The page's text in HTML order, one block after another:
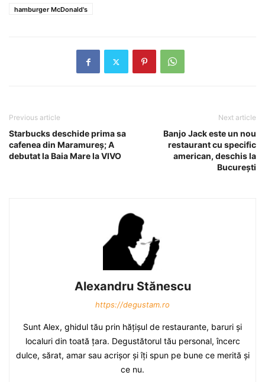
hamburger McDonald's
Previous article
Starbucks deschide prima sa
cafenea din Maramureş; A
debutat la Baia Mare la VIVO
Next article
Banjo Jack este un nou
restaurant cu specific
american, deschis la
Bucureşti
Alexandru Stănescu
https://degustam.ro
Sunt Alex, ghidul tău prin hăţişul de restaurante, baruri şi
localuri din toată ţara. Degustătorul tău personal, încerc
dulce, sărat, amar sau acrişor şi îţi spun pe bune ce merită şi
ce nu.